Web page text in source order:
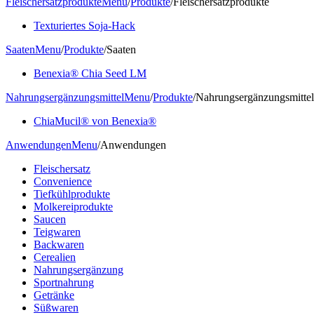
Texturiertes Soja-Hack
SaatenMenu/Produkte/Saaten
Benexia® Chia Seed LM
NahrungsergänzungsmittelMenu/Produkte/Nahrungsergänzungsmittel
ChiaMucil® von Benexia®
AnwendungenMenu/Anwendungen
Fleischersatz
Convenience
Tiefkühlprodukte
Molkereiprodukte
Saucen
Teigwaren
Backwaren
Cerealien
Nahrungsergänzung
Sportnahrung
Getränke
Süßwaren